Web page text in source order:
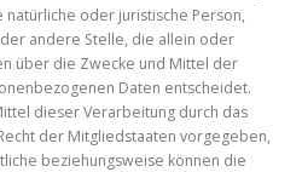
oder juristische Person,
andere Stelle, die allein oder
über die Zwecke und Mittel der
Daten entscheidet.
dieser Verarbeitung durch das
der Mitgliedstaaten vorgegeben,
beziehungsweise können die